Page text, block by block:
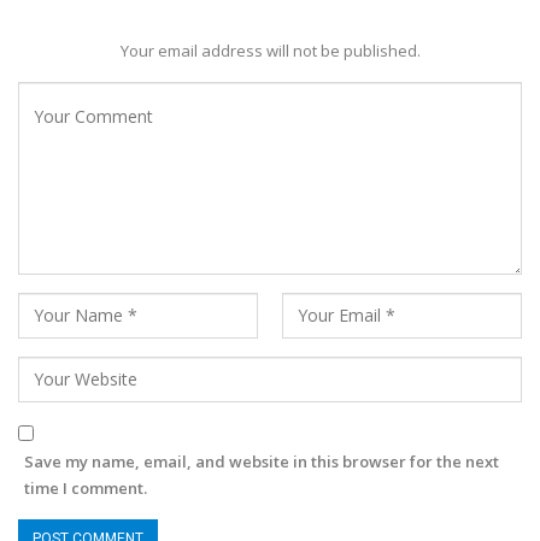
Your email address will not be published.
Save my name, email, and website in this browser for the next
time I comment.